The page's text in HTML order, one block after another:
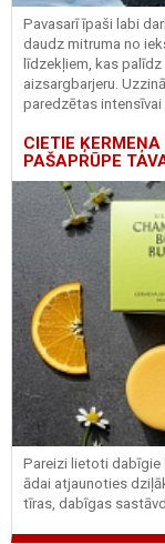
Pavasarī īpaši labi
daudz mitruma no
līdzekļiem, kas
aizsargbarjeru.
paredzētas
CIETIE
PAŠAPRŪPE
Pareizi lietoti dabīgie
ādai atjaunoties
tīras, dabīgas